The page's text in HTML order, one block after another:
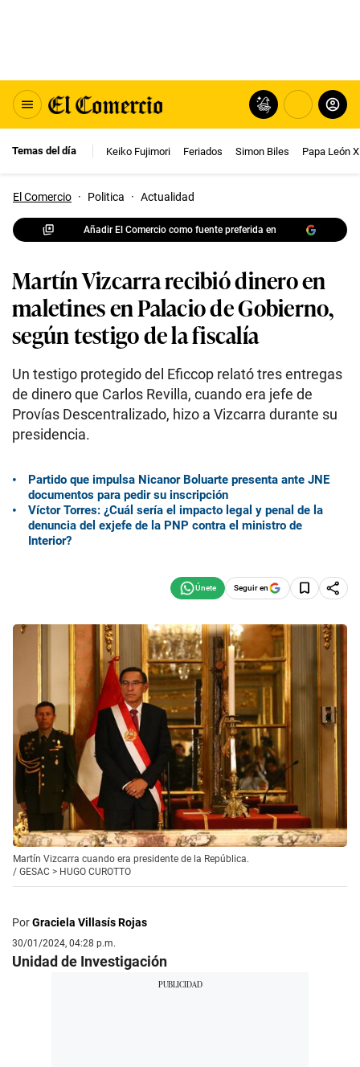
Temas del día Keiko Fujimori Feriados Simon Biles Papa León
El Comercio · Politica · Actualidad
Añadir El Comercio como fuente preferida en
Martín Vizcarra recibió dinero en
maletines en Palacio de Gobierno,
según testigo de la fiscalía
Un testigo protegido del Eficcop relató tres entregas
de dinero que Carlos Revilla, cuando era jefe de
Provías Descentralizado, hizo a Vizcarra durante su
presidencia.
Partido que impulsa Nicanor Boluarte presenta ante JNE
documentos para pedir su inscripción
Víctor Torres: ¿Cuál sería el impacto legal y penal de la
denuncia del exjefe de la PNP contra el ministro de
Interior?
Seguir en
Martín Vizcarra cuando era presidente de la República.
/ GESAC > HUGO CUROTTO
PorGraciela Villasís Rojas
30/01/2024, 04:28 p.m.
Unidad de Investigación